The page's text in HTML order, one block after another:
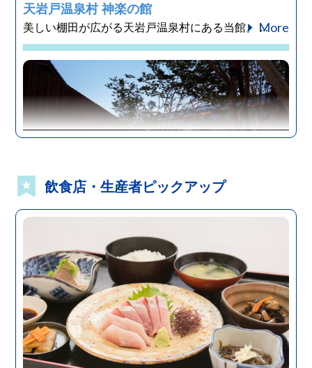
天岩戸温泉村 神楽の館
美しい棚田が広がる天岩戸温泉村にある当館。 ...More
宮崎
高千穂エリア
宿泊施設
高千穂 離れの宿 神隠れ
お客様にとってもうひとつのふるさとでありたい...
More
飲食店・生産者ピックアップ